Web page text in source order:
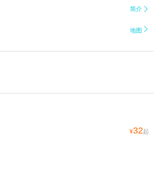
简介 
地图 
¥32起